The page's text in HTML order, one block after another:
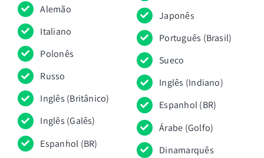
Alemão
Italiano
Polonês
Russo
Inglês (Britânico)
Inglês (Galês)
Espanhol (BR)
Japonês
Português (Brasil)
Sueco
Inglês (Indiano)
Espanhol (BR)
Árabe (Golfo)
Dinamarquês